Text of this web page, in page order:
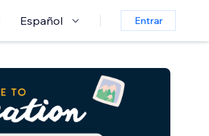
Español Entrar